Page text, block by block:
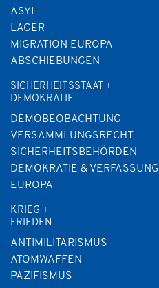
ASYL
LAGER
MIGRATION EUROPA
ABSCHIEBUNGEN
SICHERHEITSSTAAT +
DEMOKRATIE
DEMOBEOBACHTUNG
VERSAMMLUNGSRECHT
SICHERHEITSBEHÖRDEN
DEMOKRATIE & VERFASSUNG
EUROPA
KRIEG +
FRIEDEN
ANTIMILITARISMUS
ATOMWAFFEN
PAZIFISMUS